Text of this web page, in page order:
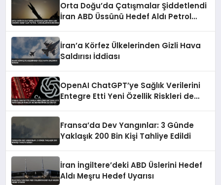
Orta Doğu’da Çatışmalar Şiddetlendi
İran ABD Üssünü Hedef Aldı Petrol
İran’a Körfez Ülkelerinden Gizli Hava
Saldırısı İddiası
OpenAI ChatGPT’ye Sağlık Verilerini
Entegre Etti Yeni Özellik Riskleri de
Fransa’da Dev Yangınlar: 3 Günde
Yaklaşık 200 Bin Kişi Tahliye Edildi
İran İngiltere’deki ABD Üslerini Hedef
Aldı Meşru Hedef Uyarısı